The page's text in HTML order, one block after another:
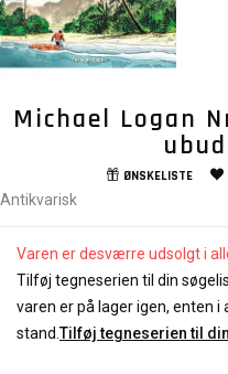
Michael Logan
ØNSKELISTE
Antikvarisk
Varen er desværre udsolgt i
Tilføj tegneserien til din
varen er på lager igen, enten i
stand. Tilføj tegneserien til